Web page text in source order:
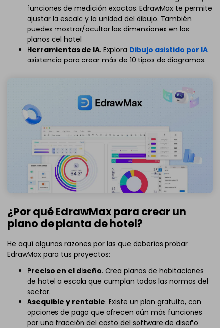
funciones de medición exactas. EdrawMax te permite
ajustar la escala y la unidad del dibujo. También
puedes mostrar/ocultar las dimensiones en los
planos del hotel.
Herramientas de IA. Explora Dibujo asistido por IA
asistencia para crear más de 10 tipos de diagramas.
¿Por qué EdrawMax para crear un
plano de planta de hotel?
He aquí algunas razones por las que deberías probar
EdrawMax para tus proyectos:
Preciso en el diseño. Crea planos de habitaciones
de hotel a escala que cumplan todas las normas del
sector.
Asequible y rentable. Existe un plan gratuito, con
opciones de pago que ofrecen aún más funciones
por una fracción del costo del software de diseño